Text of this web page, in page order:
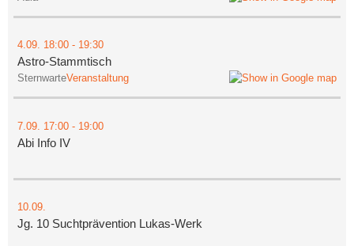
4.09. 18:00 - 19:30
Astro-Stammtisch
SternwarteVeranstaltung
7.09. 17:00 - 19:00
Abi Info IV
10.09.
Jg. 10 Suchtprävention Lukas-Werk